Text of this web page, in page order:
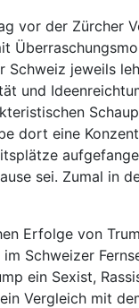
vor der Zürcher
jeweils
und
dort eine
sei. Zumal in
Erfolge von
Schweizer
ein Sexist,
Vergleich mit